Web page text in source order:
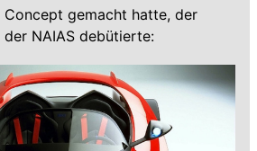
Concept gemacht hatte, der
NAIAS debütierte: